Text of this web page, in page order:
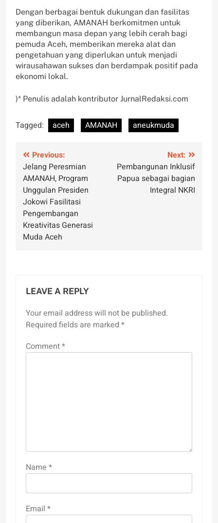
Dengan berbagai bentuk dukungan dan fasilitas
yang diberikan, AMANAH berkomitmen untuk
membangun masa depan yang lebih cerah bagi
pemuda Aceh, memberikan mereka alat dan
pengetahuan yang diperlukan untuk menjadi
wirausahawan sukses dan berdampak positif pada
ekonomi lokal.
)* Penulis adalah kontributor JurnalRedaksi.com
Tagged: aceh AMANAH aneukmuda
Post
navigation
Previous:
Jelang Peresmian
AMANAH, Program
Unggulan Presiden
Jokowi Fasilitasi
Pengembangan
Kreativitas Generasi
Muda Aceh
Next:
Pembangunan Inklusif
Papua sebagai bagian
Integral NKRI
LEAVE A REPLY
Your email address will not be published.
Required fields are marked *
Comment*
Name *
Email *